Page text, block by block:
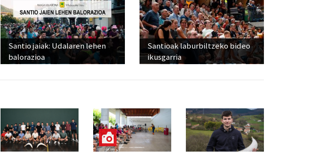
Santio jaiak: Udalaren lehen
balorazioa
Santioak laburbiltzeko bideo
ikusgarria